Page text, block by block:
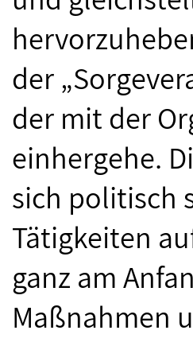
der
der mit der
einhergehe.
sich politisch
Tätigkeiten
ganz am
Maßnahmen